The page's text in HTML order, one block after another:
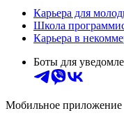
Карьера для
Школа
Карьера в
Боты для
Мобильное приложение